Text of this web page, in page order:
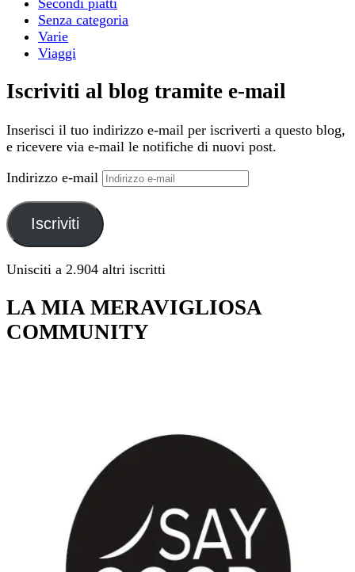
Secondi piatti
Senza categoria
Varie
Viaggi
Iscriviti al blog tramite e-mail
Inserisci il tuo indirizzo e-mail per iscriverti a questo blog,
e ricevere via e-mail le notifiche di nuovi post.
Indirizzo e-mail
Iscriviti
Unisciti a 2.904 altri iscritti
LA MIA MERAVIGLIOSA
COMMUNITY